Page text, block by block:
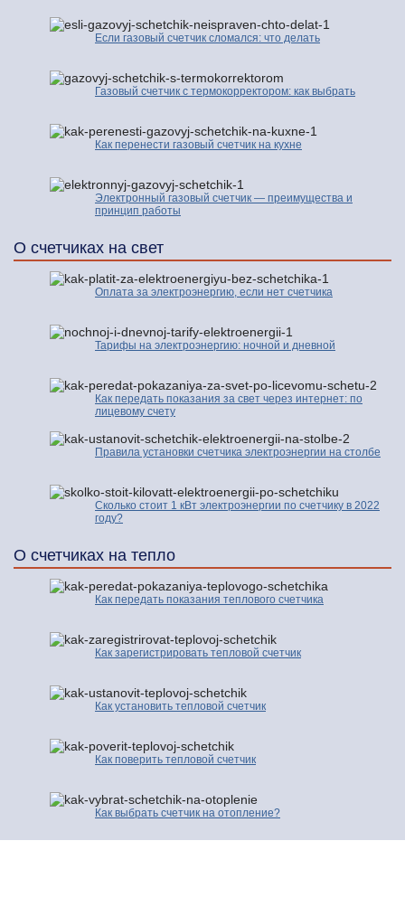
Если газовый счетчик сломался: что делать
Газовый счетчик с термокорректором: как выбрать
Как перенести газовый счетчик на кухне
Электронный газовый счетчик — преимущества и
принцип работы
О счетчиках на свет
Оплата за электроэнергию, если нет счетчика
Тарифы на электроэнергию: ночной и дневной
Как передать показания за свет через интернет: по
лицевому счету
Правила установки счетчика электроэнергии на столбе
Сколько стоит 1 кВт электроэнергии по счетчику в 2022
году?
О счетчиках на тепло
Как передать показания теплового счетчика
Как зарегистрировать тепловой счетчик
Как установить тепловой счетчик
Как поверить тепловой счетчик
Как выбрать счетчик на отопление?